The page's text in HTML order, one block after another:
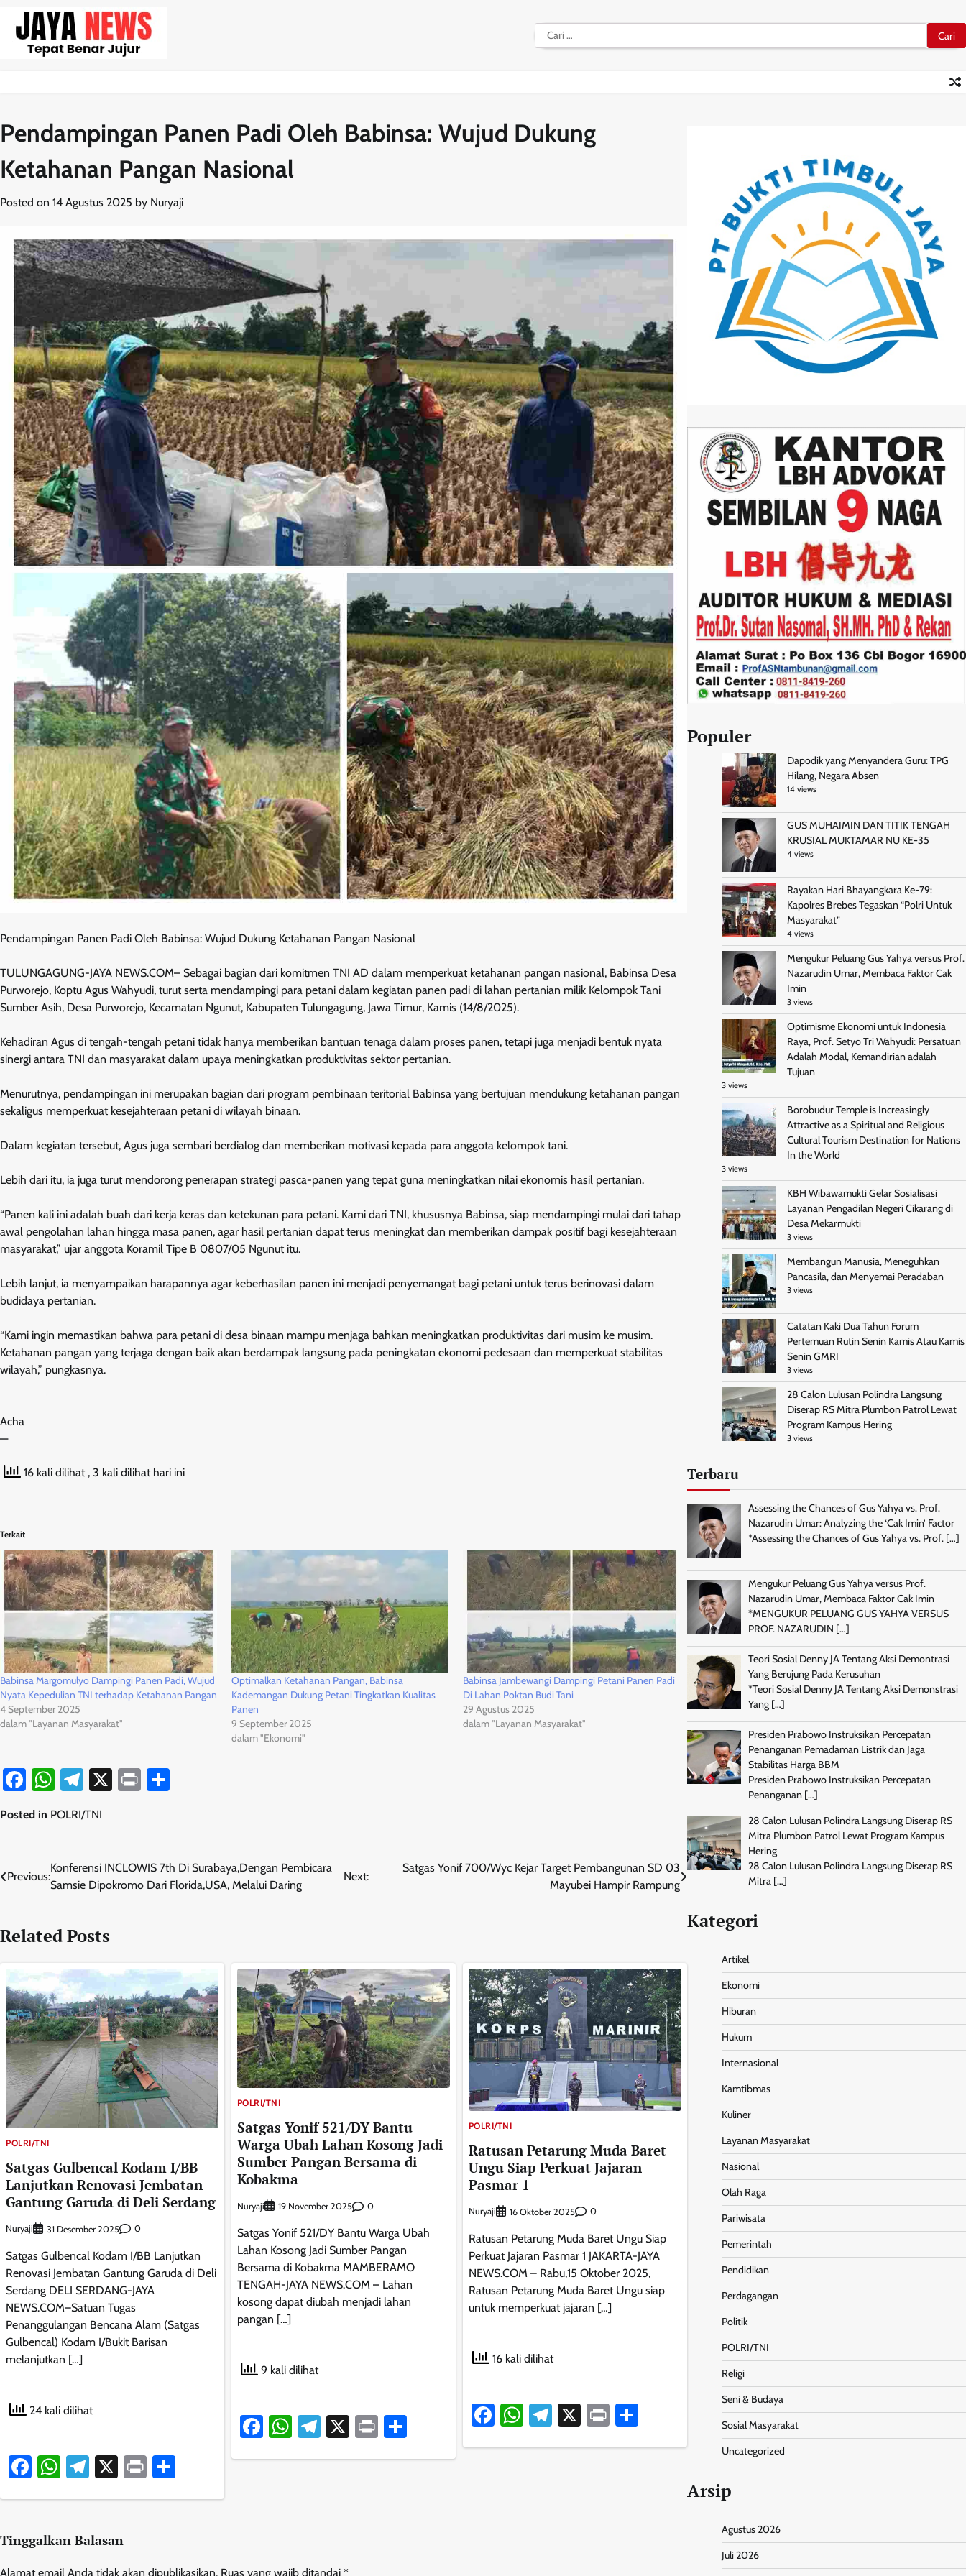
content
Cari
untuk:
Pendampingan Panen Padi Oleh Babinsa: Wujud Dukung
Ketahanan Pangan Nasional
Posted on 14 Agustus 2025 by Nuryaji
Pendampingan Panen Padi Oleh Babinsa: Wujud Dukung Ketahanan Pangan Nasional
TULUNGAGUNG-JAYA NEWS.COM– Sebagai bagian dari komitmen TNI AD dalam memperkuat ketahanan pangan nasional, Babinsa Desa
Purworejo, Koptu Agus Wahyudi, turut serta mendampingi para petani dalam kegiatan panen padi di lahan pertanian milik Kelompok Tani
Sumber Asih, Desa Purworejo, Kecamatan Ngunut, Kabupaten Tulungagung, Jawa Timur, Kamis (14/8/2025).
Kehadiran Agus di tengah-tengah petani tidak hanya memberikan bantuan tenaga dalam proses panen, tetapi juga menjadi bentuk nyata
sinergi antara TNI dan masyarakat dalam upaya meningkatkan produktivitas sektor pertanian.
Menurutnya, pendampingan ini merupakan bagian dari program pembinaan teritorial Babinsa yang bertujuan mendukung ketahanan pangan
sekaligus memperkuat kesejahteraan petani di wilayah binaan.
Dalam kegiatan tersebut, Agus juga sembari berdialog dan memberikan motivasi kepada para anggota kelompok tani.
Lebih dari itu, ia juga turut mendorong penerapan strategi pasca-panen yang tepat guna meningkatkan nilai ekonomis hasil pertanian.
“Panen kali ini adalah buah dari kerja keras dan ketekunan para petani. Kami dari TNI, khususnya Babinsa, siap mendampingi mulai dari tahap
awal pengolahan lahan hingga masa panen, agar hasil pertanian dapat terus meningkat dan memberikan dampak positif bagi kesejahteraan
masyarakat,” ujar anggota Koramil Tipe B 0807/05 Ngunut itu.
Lebih lanjut, ia menyampaikan harapannya agar keberhasilan panen ini menjadi penyemangat bagi petani untuk terus berinovasi dalam
budidaya pertanian.
“Kami ingin memastikan bahwa para petani di desa binaan mampu menjaga bahkan meningkatkan produktivitas dari musim ke musim.
Ketahanan pangan yang terjaga dengan baik akan berdampak langsung pada peningkatan ekonomi pedesaan dan memperkuat stabilitas
wilayah,” pungkasnya.
Acha
—
16 kali dilihat , 3 kali dilihat hari ini
Terkait
Babinsa Margomulyo Dampingi Panen Padi, Wujud
Nyata Kepedulian TNI terhadap Ketahanan Pangan
4 September 2025
dalam "Layanan Masyarakat"
Optimalkan Ketahanan Pangan, Babinsa
Kademangan Dukung Petani Tingkatkan Kualitas
Panen
9 September 2025
dalam "Ekonomi"
Babinsa Jambewangi Dampingi Petani Panen Padi
Di Lahan Poktan Budi Tani
29 Agustus 2025
dalam "Layanan Masyarakat"
Facebook
WhatsApp
Telegram
X Print
Posted in POLRI/TNI
Navigasi
Previous:
Konferensi INCLOWIS 7th Di Surabaya,Dengan Pembicara
Samsie Dipokromo Dari Florida,USA, Melalui Daring
Next:
Satgas Yonif 700/Wyc Kejar Target Pembangunan SD 03
Mayubei Hampir Rampung
Related Posts
POLRI/TNI
Satgas Gulbencal Kodam I/BB
Lanjutkan Renovasi Jembatan
Gantung Garuda di Deli Serdang
Nuryaji 31 Desember 2025 0
Satgas Gulbencal Kodam I/BB Lanjutkan
Renovasi Jembatan Gantung Garuda di Deli
Serdang DELI SERDANG-JAYA
NEWS.COM–Satuan Tugas
Penanggulangan Bencana Alam (Satgas
Gulbencal) Kodam I/Bukit Barisan
melanjutkan […]
24 kali dilihat
Facebook
WhatsApp
Telegram
X Print
POLRI/TNI
Satgas Yonif 521/DY Bantu
Warga Ubah Lahan Kosong Jadi
Sumber Pangan Bersama di
Kobakma
Nuryaji 19 November 2025 0
Satgas Yonif 521/DY Bantu Warga Ubah
Lahan Kosong Jadi Sumber Pangan
Bersama di Kobakma MAMBERAMO
TENGAH-JAYA NEWS.COM – Lahan
kosong dapat diubah menjadi lahan
pangan […]
9 kali dilihat
Facebook
WhatsApp
Telegram
X PrintShare
POLRI/TNI
Ratusan Petarung Muda Baret
Ungu Siap Perkuat Jajaran
Pasmar 1
Nuryaji 16 Oktober 2025 0
Ratusan Petarung Muda Baret Ungu Siap
Perkuat Jajaran Pasmar 1 JAKARTA-JAYA
NEWS.COM – Rabu,15 Oktober 2025,
Ratusan Petarung Muda Baret Ungu siap
untuk memperkuat jajaran […]
16 kali dilihat
Facebook
WhatsApp
Telegram
X PrintShare
Tinggalkan Balasan
Alamat email Anda tidak akan dipublikasikan. Ruas yang wajib ditandai *
Populer
Dapodik yang Menyandera Guru: TPG
Hilang, Negara Absen
14 views
GUS MUHAIMIN DAN TITIK TENGAH
KRUSIAL MUKTAMAR NU KE-35
4 views
Rayakan Hari Bhayangkara Ke-79:
Kapolres Brebes Tegaskan “Polri Untuk
Masyarakat”
4 views
Mengukur Peluang Gus Yahya versus Prof.
Nazarudin Umar, Membaca Faktor Cak
Imin
3 views
Optimisme Ekonomi untuk Indonesia
Raya, Prof. Setyo Tri Wahyudi: Persatuan
Adalah Modal, Kemandirian adalah
Tujuan
3 views
Borobudur Temple is Increasingly
Attractive as a Spiritual and Religious
Cultural Tourism Destination for Nations
In the World
3 views
KBH Wibawamukti Gelar Sosialisasi
Layanan Pengadilan Negeri Cikarang di
Desa Mekarmukti
3 views
Membangun Manusia, Meneguhkan
Pancasila, dan Menyemai Peradaban
3 views
Catatan Kaki Dua Tahun Forum
Pertemuan Rutin Senin Kamis Atau Kamis
Senin GMRI
3 views
28 Calon Lulusan Polindra Langsung
Diserap RS Mitra Plumbon Patrol Lewat
Program Kampus Hering
3 views
Terbaru
Assessing the Chances of Gus Yahya vs. Prof.
Nazarudin Umar: Analyzing the ‘Cak Imin’ Factor
*Assessing the Chances of Gus Yahya vs. Prof. […]
Mengukur Peluang Gus Yahya versus Prof.
Nazarudin Umar, Membaca Faktor Cak Imin
*MENGUKUR PELUANG GUS YAHYA VERSUS
PROF. NAZARUDIN […]
Teori Sosial Denny JA Tentang Aksi Demontrasi
Yang Berujung Pada Kerusuhan
*Teori Sosial Denny JA Tentang Aksi Demonstrasi
Yang […]
Presiden Prabowo Instruksikan Percepatan
Penanganan Pemadaman Listrik dan Jaga
Stabilitas Harga BBM
Presiden Prabowo Instruksikan Percepatan
Penanganan […]
28 Calon Lulusan Polindra Langsung Diserap RS
Mitra Plumbon Patrol Lewat Program Kampus
Hering
28 Calon Lulusan Polindra Langsung Diserap RS
Mitra […]
Kategori
Artikel
Ekonomi
Hiburan
Hukum
Internasional
Kamtibmas
Kuliner
Layanan Masyarakat
Nasional
Olah Raga
Pariwisata
Pemerintah
Pendidikan
Perdagangan
Politik
POLRI/TNI
Religi
Seni & Budaya
Sosial Masyarakat
Uncategorized
Arsip
Agustus 2026
Juli 2026